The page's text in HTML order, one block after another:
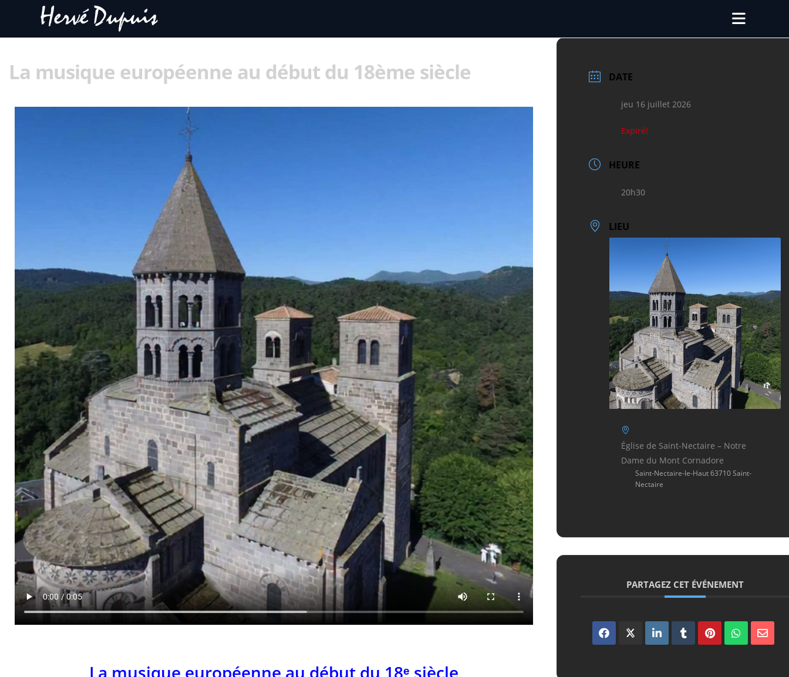
La musique européenne au début du 18ème siècle
La musique européenne au début du 18ᵉ siècle
DATE
jeu 16 juillet 2026
Expiré!
HEURE
20h30
LIEU
Église de Saint-Nectaire – Notre
Dame du Mont Cornadore
Saint-Nectaire-le-Haut 63710 Saint-
Nectaire
PARTAGEZ CET ÉVÉNEMENT